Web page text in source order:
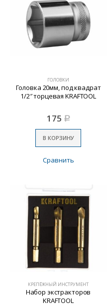
ГОЛОВКИ
Головка 20мм, под квадрат
1/2″ торцевая KRAFTOOL
175 Р
В КОРЗИНУ
Сравнить
КРЕПЁЖНЫЙ ИНСТРУМЕНТ
Набор экстракторов
KRAFTOOL